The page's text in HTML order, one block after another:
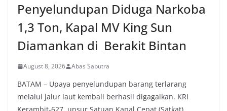
Penyelundupan Diduga Narkoba
1,3 Ton, Kapal MV King Sun
Diamankan di Berakit Bintan
August 8, 2026 Abas Saputra
BATAM – Upaya penyelundupan barang terlarang
melalui jalur laut kembali berhasil digagalkan. KRI